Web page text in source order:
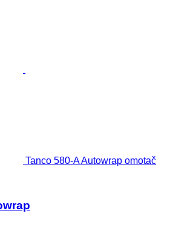
Tanco 580-A Autowrap omotač